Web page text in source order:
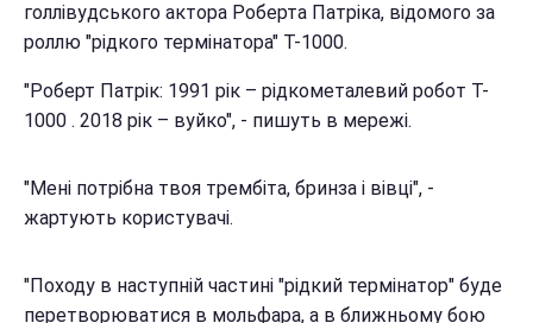
голлівудського актора Роберта Патріка, відомого за
роллю "рідкого термінатора" T-1000.
"Роберт Патрік: 1991 рік – рідкометалевий робот T-
1000 . 2018 рік – вуйко", - пишуть в мережі.
"Мені потрібна твоя трембіта, бринза і вівці", -
жартують користувачі.
"Походу в наступній частині "рідкий термінатор" буде
перетворюватися в мольфара, а в ближньому бою